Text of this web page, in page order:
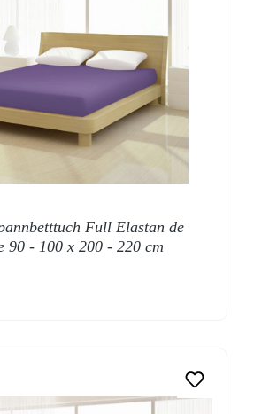
Full Elastan de
90 - 100 x 200 - 220 cm